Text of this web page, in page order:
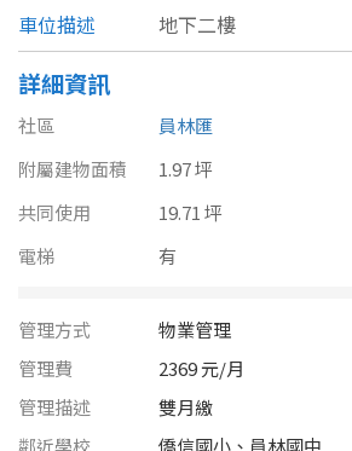
彰化縣
嘉義市
嘉義縣
高雄市
澎湖縣
坪數
20~30 坪
80坪以上
~
車位描述
地下二樓
詳細資訊
社區
員林匯
附屬建物面積
1.97 坪
共同使用
19.71 坪
電梯
有
管理方式
物業管理
管理費
2369 元/月
管理描述
雙月繳
鄰近學校
僑信國小、員林國中